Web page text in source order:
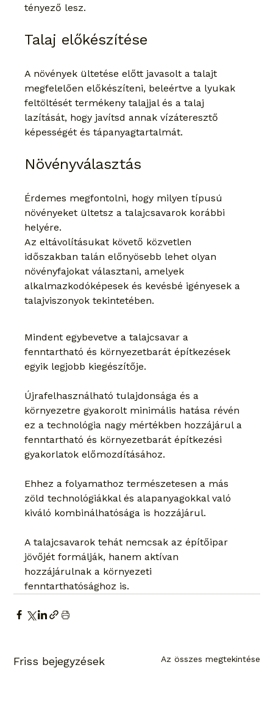
tényező lesz.
Talaj előkészítése
A növények ültetése előtt javasolt a talajt
megfelelően előkészíteni, beleértve a lyukak
feltöltését termékeny talajjal és a talaj
lazítását, hogy javítsd annak vízáteresztő
képességét és tápanyagtartalmát.
Növényválasztás
Érdemes megfontolni, hogy milyen típusú
növényeket ültetsz a talajcsavarok korábbi
helyére.
Az eltávolításukat követő közvetlen
időszakban talán előnyösebb lehet olyan
növényfajokat választani, amelyek
alkalmazkodóképesek és kevésbé igényesek a
talajviszonyok tekintetében.
Mindent egybevetve a talajcsavar a
fenntartható és környezetbarát építkezések
egyik legjobb kiegészítője.
Újrafelhasználható tulajdonsága és a
környezetre gyakorolt minimális hatása révén
ez a technológia nagy mértékben hozzájárul a
fenntartható és környezetbarát építkezési
gyakorlatok előmozdításához.
Ehhez a folyamathoz természetesen a más
zöld technológiákkal és alapanyagokkal való
kiváló kombinálhatósága is hozzájárul.
A talajcsavarok tehát nemcsak az építőipar
jövőjét formálják, hanem aktívan
hozzájárulnak a környezeti
fenntarthatósághoz is.
Friss bejegyzések Az összes megtekintése